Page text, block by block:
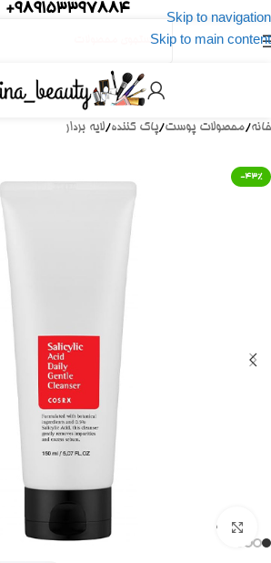
Skip to navigation
Skip to main content
989153397884+
خانه/محصولات پوست/پاک کننده/لایه بردار
-43%
برای بزرگنمایی کلیک کنید